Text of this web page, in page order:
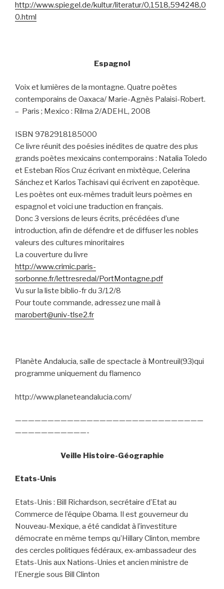
http://www.spiegel.de/kultur/literatur/0,1518,594248,0
0.html
Espagnol
Voix et lumières de la montagne. Quatre poètes
contemporains de Oaxaca/ Marie-Agnès Palaisi-Robert.
– Paris ; Mexico : Rilma 2/ADEHL, 2008
ISBN 9782918185000
Ce livre réunit des poésies inédites de quatre des plus
grands poètes mexicains contemporains : Natalia Toledo
et Esteban Ríos Cruz écrivant en mixtèque, Celerina
Sánchez et Karlos Tachisavi qui écrivent en zapotèque.
Les poètes ont eux-mêmes traduit leurs poèmes en
espagnol et voici une traduction en français.
Donc 3 versions de leurs écrits, précédées d’une
introduction, afin de défendre et de diffuser les nobles
valeurs des cultures minoritaires
La couverture du livre
http://www.crimic.paris-
sorbonne.fr/lettresredal/PortMontagne.pdf
Vu sur la liste biblio-fr du 3/12/8
Pour toute commande, adressez une mail à
marobert@univ-tlse2.fr
Planète Andalucia, salle de spectacle à Montreuil(93)qui
programme uniquement du flamenco
http://www.planeteandalucia.com/
—————————————————————————————
———————————-
Veille Histoire-Géographie
Etats-Unis
Etats-Unis : Bill Richardson, secrétaire d’Etat au
Commerce de l’équipe Obama. Il est gouverneur du
Nouveau-Mexique, a été candidat à l’investiture
démocrate en même temps qu’Hillary Clinton, membre
des cercles politiques fédéraux, ex-ambassadeur des
Etats-Unis aux Nations-Unies et ancien ministre de
l’Energie sous Bill Clinton